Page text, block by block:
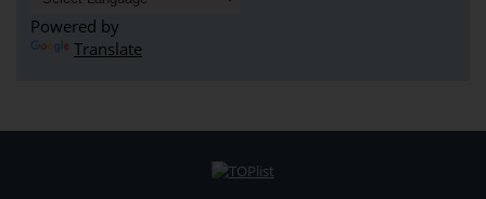
Powered by
Translate